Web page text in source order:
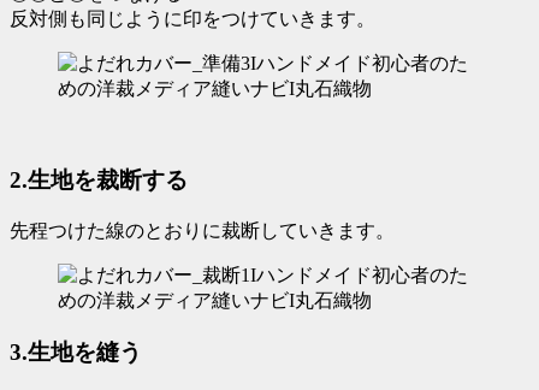
反対側も同じように印をつけていきます。
2.生地を裁断する
先程つけた線のとおりに裁断していきます。
3.生地を縫う